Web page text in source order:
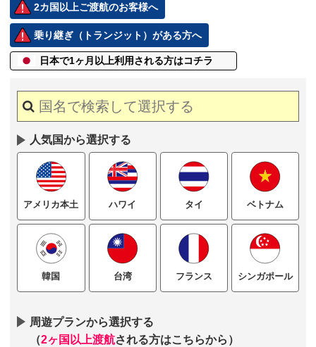
2カ国以上ご渡航のお客様へ
乗り継ぎ（トランジット）がある方へ
日本で1ヶ月以上利用される方はコチラ
人気国から選択する
アメリカ本土 ハワイ タイ ベトナム
韓国 台湾 フランス シンガポール
周遊プランから選択する
（2ヶ国以上渡航される方はこちらから）